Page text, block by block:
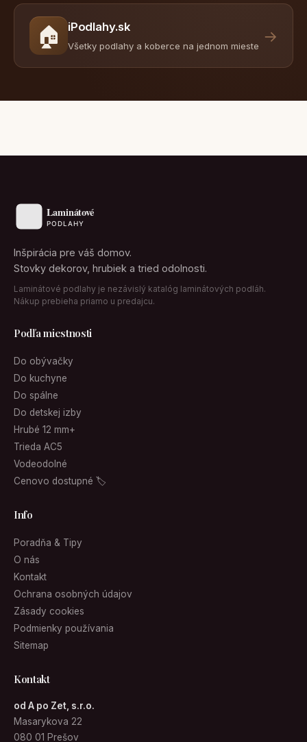
🏠 iPodlahy.sk
Všetky podlahy a koberce na jednom mieste
→
Inšpirácia pre váš domov.
Stovky dekorov, hrubiek a tried odolnosti.
Laminátové podlahy je nezávislý katalóg laminátových podláh.
Nákup prebieha priamo u predajcu.
Podľa miestnosti
Do obývačky
Do kuchyne
Do spálne
Do detskej izby
Hrubé 12 mm+
Trieda AC5
Vodeodolné
Cenovo dostupné 🏷
Info
Poradňa & Tipy
O nás
Kontakt
Ochrana osobných údajov
Zásady cookies
Podmienky používania
Sitemap
Kontakt
od A po Zet, s.r.o.
Masarykova 22
080 01 Prešov